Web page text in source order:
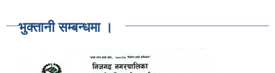
भुक्तानी सम्बन्धमा ।